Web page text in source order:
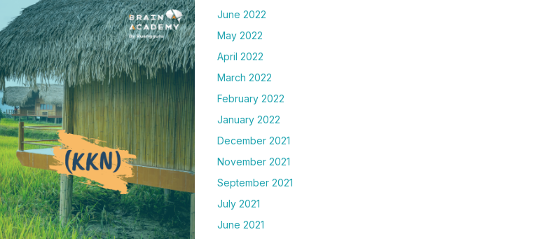
June 2022
May 2022
April 2022
March 2022
February 2022
January 2022
December 2021
November 2021
September 2021
July 2021
June 2021